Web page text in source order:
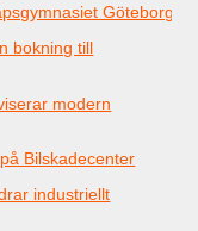
Göteborg
bokning till
modern
Bilskadecenter
industriellt